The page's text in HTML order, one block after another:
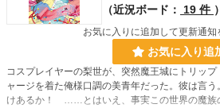
（近況ボード：
19 件 ）
お気に入りに追加して更新通知
お気に入り追
コスプレイヤーの梨世が、突然魔王城にトリッ
ャージを着た俺様口調の美青年だった。彼は言
けあるか！ ……とはいえ、事実この世界の魔族